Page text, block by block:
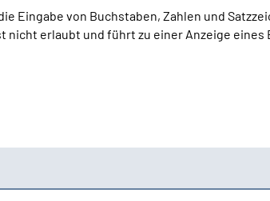
Eingabe von Buchstaben, Zahlen und
nicht erlaubt und führt zu einer Anzeige eines